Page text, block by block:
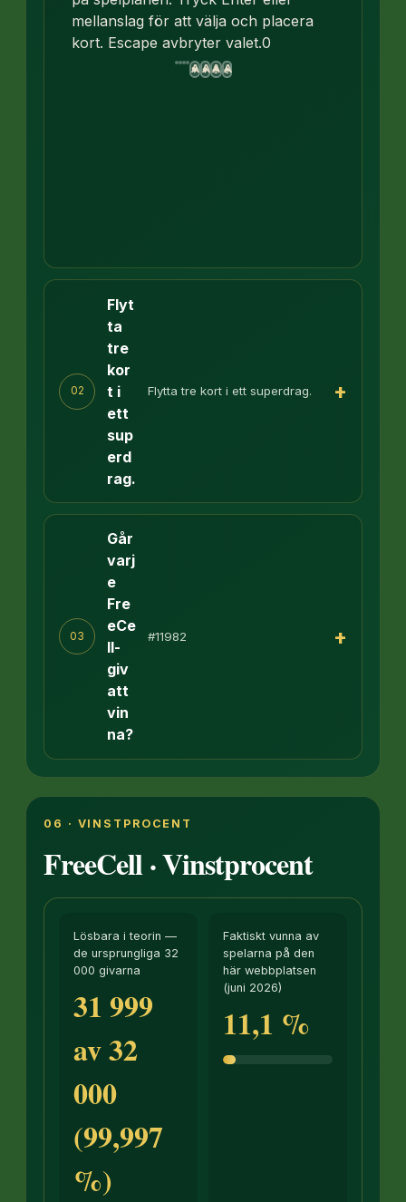
mellanslag för att välja och placera
kort. Escape avbryter valet.0
A
♥ A
♦ A
♣ A
♠
02
Flyt
ta
tre
kor
t i
ett
sup
erd
rag.
Flytta tre kort i ett superdrag. +
03
Går
varj
e
Fre
eCe
ll-
giv
att
vin
na?
#11982 +
06 · VINSTPROCENT
FreeCell · Vinstprocent
Lösbara i teorin —
de ursprungliga 32
000 givarna
31 999
av 32
000
(99,997
%)
Faktiskt vunna av
spelarna på den
här webbplatsen
(juni 2026)
11,1 %